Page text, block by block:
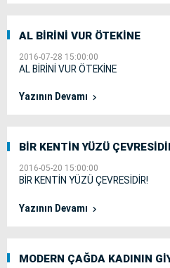
AL BİRİNİ VUR ÖTEKİNE
2016-07-28 15:00:00
AL BİRİNİ VUR ÖTEKİNE
Yazının Devamı
BİR KENTİN YÜZÜ
2016-05-20 15:00:00
BİR KENTİN YÜZÜ ÇEVRESİDİR!
Yazının Devamı
MODERN ÇAĞDA KADININ